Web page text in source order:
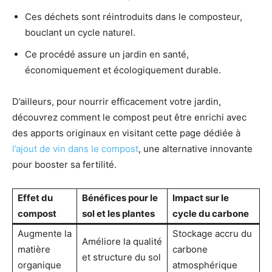
Ces déchets sont réintroduits dans le composteur,
bouclant un cycle naturel.
Ce procédé assure un jardin en santé,
économiquement et écologiquement durable.
D’ailleurs, pour nourrir efficacement votre jardin,
découvrez comment le compost peut être enrichi avec
des apports originaux en visitant cette page dédiée à
l’ajout de vin dans le compost, une alternative innovante
pour booster sa fertilité.
Effet du
compost
Bénéfices pour le
sol et les plantes
Impact sur le
cycle du carbone
Augmente la
matière
organique
Améliore la qualité
et structure du sol
Stockage accru du
carbone
atmosphérique